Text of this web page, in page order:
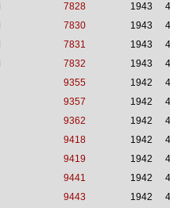
7828 1943
7830 1943
7831 1943
7832 1943
9355 1942
9357 1942
9362 1942
9418 1942
9419 1942
9441 1942
9443 1942